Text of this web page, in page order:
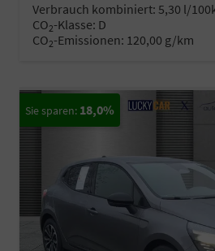
Verbrauch kombiniert: 5,30 l/
CO2-Klasse: D
CO2-Emissionen: 120,00 g/km
18,0%